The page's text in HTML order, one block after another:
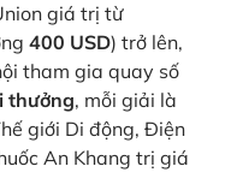
giá trị từ
400 USD) trở lên,
tham gia quay số
thưởng, mỗi giải là
giới Di động, Điện
An Khang trị giá